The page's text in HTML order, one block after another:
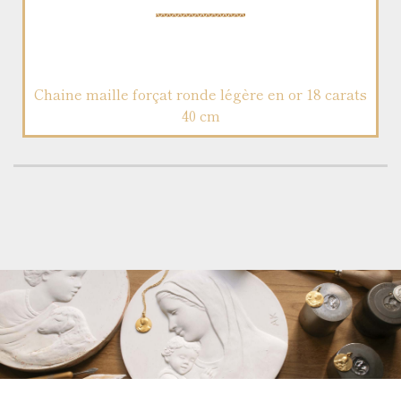
Chaine maille forçat ronde légère en or 18 carats
40 cm